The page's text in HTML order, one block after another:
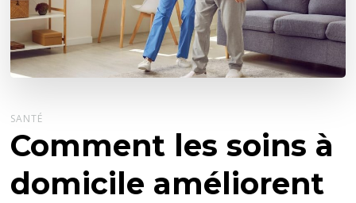
SANTÉ
Comment les soins à
domicile améliorent